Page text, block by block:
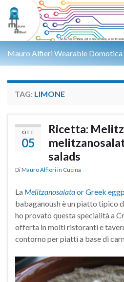
Mauro Alfieri Wearable
TAG: LIMONE
OTT
05
Ricetta:
salads
DiMauro Alfieri in Cucina
La Melitzanosalataor Greek
babaganoush è un piatto tipico
ho provato questa specialità a
offerta in molti ristoranti e
contorno per piatti a base di